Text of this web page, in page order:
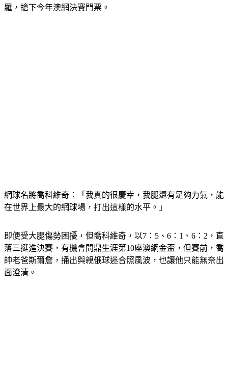
一記高手發球，喬科維奇輕鬆拿下關鍵局，擊敗美國好手保
網球名將喬科維奇：「我真的很慶幸，我腿還有足夠力氣，能
即便受大腿傷勢困擾，但喬科維奇，以7：5、6：1、6：2，直
落三挺進決賽，有機會問鼎生涯第10座澳網金盃，但賽前，喬
帥老爸斯爾詹，捅出與親俄球迷合照風波，也讓他只能無奈出